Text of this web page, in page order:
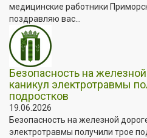
медицинские работники
поздравляю вас...
Безопасность на
каникул электротравмы
подростков
19.06.2026
Безопасность на железной
электротравмы получили трое